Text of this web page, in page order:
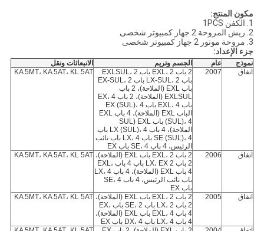
مكون المنتج:
1. الكفن 1PCS
2. ريش المروحة 2 جهاز كمبيوتر شخصى
3. مروحة موتور 2 جهاز كمبيوتر شخصى
جزء الإعداد:
نموذج عام الجسم وتريم
الانبعاثات ونقل
اتفاق
2007
2 باب EXL، 2 باب EXLSUL، 2
باب LX-SUL، 2 باب EX-SUL، 2
باب EXL (الملاحة)، 2 باب
EXLSUL (الملاحة)، 2 باب EX، 4
باب EXL، 4 باب EX (SUL)، 4
الباب EXL (الملاحة)، 4 باب EXL
(SUL)، 4 باب EXL (SUL
الملاحة)، 4 باب LX (SUL)، 4 باب
SE (SUL)، 4 باب LX، 4 باب نائب
الرئيس، 4 باب SE، 4 باب EX
KA 5MT، KA 5AT، KL 5AT
اتفاق 2006
2 باب EXL، 2 باب EXL (الملاحة)،
2 باب LX، EX 2 باب 4 باب EXL،
4 باب EXL (الملاحة)، 4 باب LX، 4
باب نائب الرئيس، 4 باب SE، 4
باب EX
KA 5MT، KA 5AT، KL 5AT
اتفاق 2005
2 باب EXL، 2 باب EXL (الملاحة)،
2 باب LX، 2 باب SE، 2 باب EX،
4 باب EXL، 4 باب EXL (الملاحة)،
4 باب LX، 4 باب DX، 4 باب EX
KA 5MT، KA 5AT، KL 5AT